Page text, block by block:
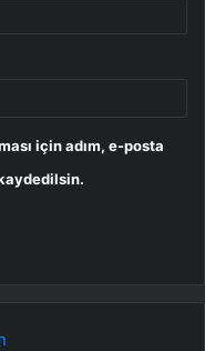
için adım, e-posta